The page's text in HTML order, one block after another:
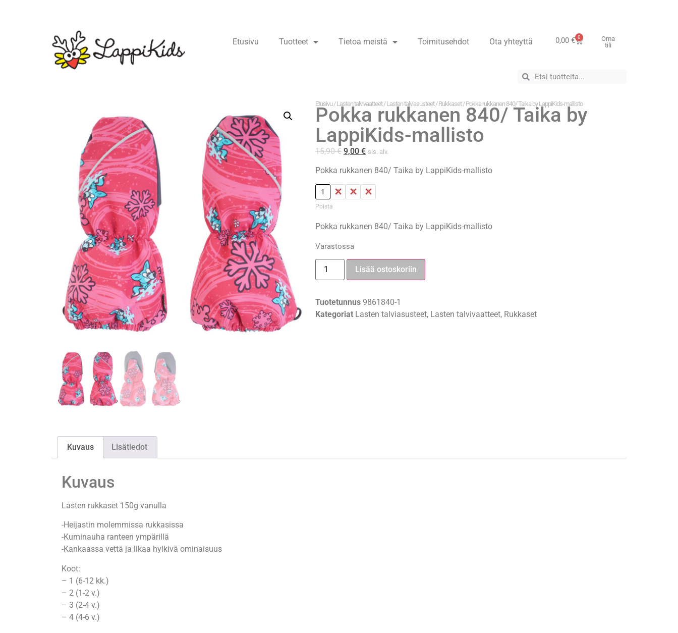
Etusivu Tuotteet Tietoa meistä Toimitusehdot Ota yhteyttä 0,00€ 0
Oma
tili
Etusivu /Lasten talvivaatteet/Lasten talviasusteet/Rukkaset/ Pokka rukkanen 840/ Taika by LappiKids-mallisto
Pokka rukkanen 840/ Taika by
LappiKids-mallisto
15,90€ 9,00 € sis. alv.
Pokka rukkanen 840/ Taika by LappiKids-mallisto
1 2 3 4
Poista
Pokka rukkanen 840/ Taika by LappiKids-mallisto
Varastossa
Lisää ostoskoriin
Tuotetunnus 9861840-1
Kategoriat Lasten talviasusteet, Lasten talvivaatteet, Rukkaset
Kuvaus Lisätiedot
Kuvaus
Lasten rukkaset 150g vanulla
-Heijastin molemmissa rukkasissa
-Kuminauha ranteen ympärillä
-Kankaassa vettä ja likaa hylkivä ominaisuus
Koot:
– 1 (6-12 kk.)
– 2 (1-2 v.)
– 3 (2-4 v.)
– 4 (4-6 v.)